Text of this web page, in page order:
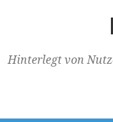
Hinterlegt von